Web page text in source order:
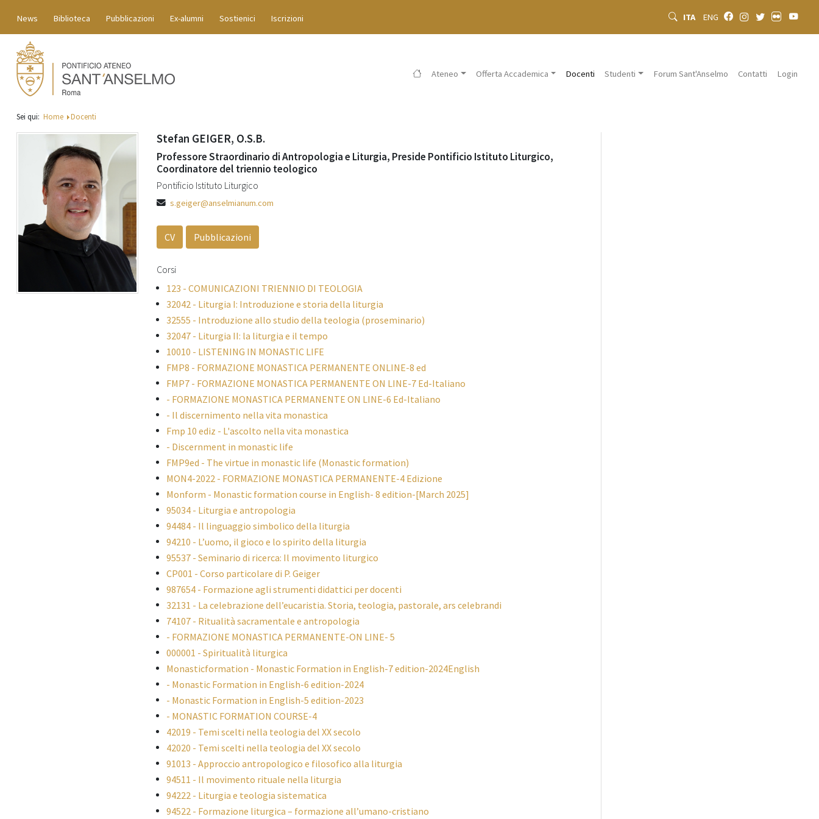
News Biblioteca Pubblicazioni Ex-alumni Sostienici Iscrizioni ITA ENG
Ateneo Offerta Accademica Docenti Studenti Forum Sant'Anselmo Contatti Login
Sei qui: Home Docenti
Stefan GEIGER, O.S.B.
Professore Straordinario di Antropologia e Liturgia, Preside Pontificio Istituto Liturgico,
Coordinatore del triennio teologico
Pontificio Istituto Liturgico
s.geiger@anselmianum.com
CV Pubblicazioni
Corsi
123 - COMUNICAZIONI TRIENNIO DI TEOLOGIA
32042 - Liturgia I: Introduzione e storia della liturgia
32555 - Introduzione allo studio della teologia (proseminario)
32047 - Liturgia II: la liturgia e il tempo
10010 - LISTENING IN MONASTIC LIFE
FMP8 - FORMAZIONE MONASTICA PERMANENTE ONLINE-8 ed
FMP7 - FORMAZIONE MONASTICA PERMANENTE ON LINE-7 Ed-Italiano
- FORMAZIONE MONASTICA PERMANENTE ON LINE-6 Ed-Italiano
- Il discernimento nella vita monastica
Fmp 10 ediz - L'ascolto nella vita monastica
- Discernment in monastic life
FMP9ed - The virtue in monastic life (Monastic formation)
MON4-2022 - FORMAZIONE MONASTICA PERMANENTE-4 Edizione
Monform - Monastic formation course in English- 8 edition-[March 2025]
95034 - Liturgia e antropologia
94484 - Il linguaggio simbolico della liturgia
94210 - L’uomo, il gioco e lo spirito della liturgia
95537 - Seminario di ricerca: Il movimento liturgico
CP001 - Corso particolare di P. Geiger
987654 - Formazione agli strumenti didattici per docenti
32131 - La celebrazione dell’eucaristia. Storia, teologia, pastorale, ars celebrandi
74107 - Ritualità sacramentale e antropologia
- FORMAZIONE MONASTICA PERMANENTE-ON LINE- 5
000001 - Spiritualità liturgica
Monasticformation - Monastic Formation in English-7 edition-2024English
- Monastic Formation in English-6 edition-2024
- Monastic Formation in English-5 edition-2023
- MONASTIC FORMATION COURSE-4
42019 - Temi scelti nella teologia del XX secolo
42020 - Temi scelti nella teologia del XX secolo
91013 - Approccio antropologico e filosofico alla liturgia
94511 - Il movimento rituale nella liturgia
94222 - Liturgia e teologia sistematica
94522 - Formazione liturgica – formazione all’umano-cristiano